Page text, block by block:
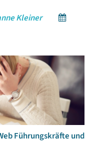
Kleiner
Führungskräfte und